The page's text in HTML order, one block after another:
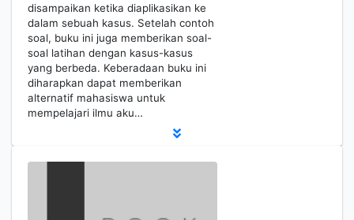
disampaikan ketika diaplikasikan ke
dalam sebuah kasus. Setelah contoh
soal, buku ini juga memberikan soal-
soal latihan dengan kasus-kasus
yang berbeda. Keberadaan buku ini
diharapkan dapat memberikan
alternatif mahasiswa untuk
mempelajari ilmu aku…